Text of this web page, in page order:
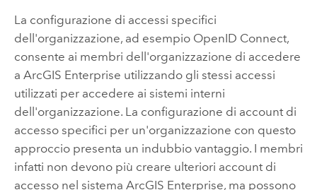
La configurazione di accessi specifici
dell'organizzazione, ad esempio OpenID Connect,
consente ai membri dell'organizzazione di accedere
a ArcGIS Enterprise utilizzando gli stessi accessi
utilizzati per accedere ai sistemi interni
dell'organizzazione. La configurazione di account di
accesso specifici per un'organizzazione con questo
approccio presenta un indubbio vantaggio. I membri
infatti non devono più creare ulteriori account di
accesso nel sistema ArcGIS Enterprise, ma possono